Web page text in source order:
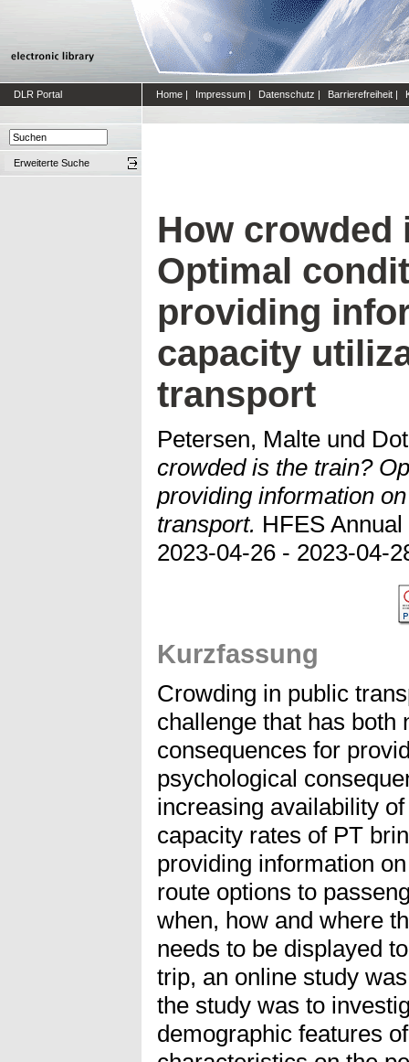
DLR Portal Home | Impressum | Datenschutz | Barrierefreiheit |
Erweiterte Suche
How crowded
Optimal
providing
capacity
transport
Petersen, Malte und
crowded is the train?
providing information
transport. HFES
2023-04-26 - 2023-04-
Kurzfassung
Crowding in public
challenge that has both
consequences for
psychological
increasing availability
capacity rates of PT
providing information
route options to
when, how and where
needs to be displayed
trip, an online study
the study was to
demographic features